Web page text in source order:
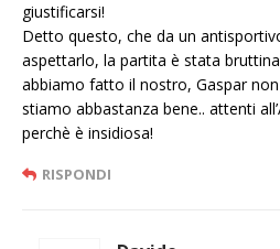
giustificarsi!
Detto questo, che da un
aspettarlo, la partita è stata
abbiamo fatto il nostro, Gaspar
stiamo abbastanza bene.. attenti
perchè è insidiosa!
RISPONDI